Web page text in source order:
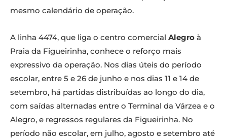
mesmo calendário de operação.
A linha 4474, que liga o centro comercial Alegro à
Praia da Figueirinha, conhece o reforço mais
expressivo da operação. Nos dias úteis do período
escolar, entre 5 e 26 de junho e nos dias 11 e 14 de
setembro, há partidas distribuídas ao longo do dia,
com saídas alternadas entre o Terminal da Várzea e o
Alegro, e regressos regulares da Figueirinha. No
período não escolar, em julho, agosto e setembro até